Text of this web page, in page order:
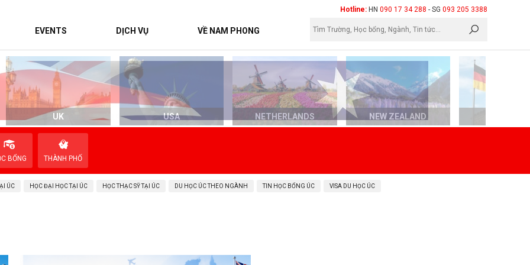
Hotline: HN 090 17 34 288 - SG 093 205 3388
EVENTS DỊCH VỤ VỀ NAM PHONG
UK USA NETHERLANDS NEW ZEALAND
BỔNG THÀNH PHỐ
ÚC HỌC ĐẠI HỌC TẠI ÚC HỌC THẠC SỸ TẠI ÚC DU HỌC ÚC THEO NGÀNH TIN HỌC BỔNG ÚC VISA DU HỌC ÚC